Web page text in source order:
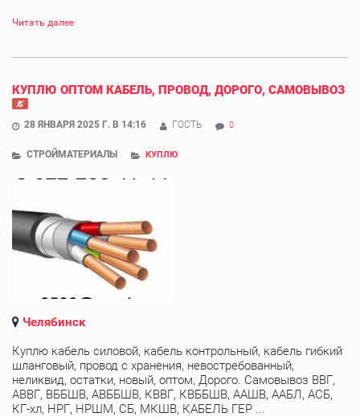
Читать далее
КУПЛЮ ОПТОМ КАБЕЛЬ, ПРОВОД, ДОРОГО, САМОВЫВОЗ
28 ЯНВАРЯ 2025 Г. В 14:16 ГОСТЬ 0
СТРОЙМАТЕРИАЛЫ КУПЛЮ
Челябинск
Куплю кабель силовой, кабель контрольный, кабель гибкий
шланговый, провод с хранения, невостребованный,
неликвид, остатки, новый, оптом, Дорого. Самовывоз ВВГ,
АВВГ, ВББШВ, АВББШВ, КВВГ, КВББШВ, ААШВ, ААБЛ, АСБ,
КГ-хл, НРГ, НРШМ, СБ, МКШВ, КАБЕЛЬ ГЕР ...